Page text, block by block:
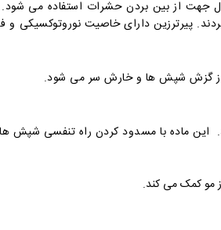
از بین بردن حشرات استفاده می شود.
پیرترزین دارای خاصیت
از گزش شپش ها و خارش سر می شود.
ماده با مسدود کردن راه تنفسی شپش ها
مو کمک می کند.